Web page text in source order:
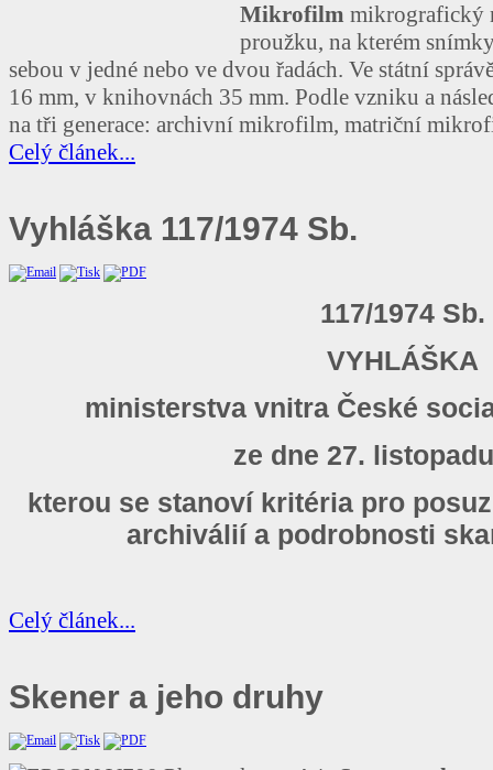
Mikrofilm mikrografický
proužku, na kterém
sebou v jedné nebo ve dvou řadách. Ve státní
16 mm, v knihovnách 35 mm. Podle vzniku a
na tři generace: archivní mikrofilm, matriční
Celý článek...
Vyhláška 117/1974 Sb.
117/1974 Sb.
VYHLÁŠKA
ministerstva vnitra České
ze dne 27.
kterou se stanoví kritéria pro
archiválií a podrobnosti
Celý článek...
Skener a jeho druhy